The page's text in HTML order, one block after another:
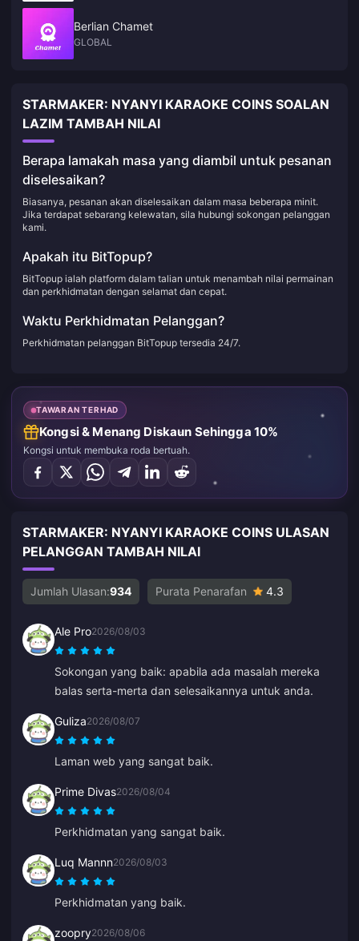
Berlian Chamet
GLOBAL
STARMAKER: NYANYI KARAOKE COINS SOALAN
LAZIM TAMBAH NILAI
Berapa lamakah masa yang diambil untuk pesanan
diselesaikan?
Biasanya, pesanan akan diselesaikan dalam masa beberapa minit.
Jika terdapat sebarang kelewatan, sila hubungi sokongan pelanggan
kami.
Apakah itu BitTopup?
BitTopup ialah platform dalam talian untuk menambah nilai permainan
dan perkhidmatan dengan selamat dan cepat.
Waktu Perkhidmatan Pelanggan?
Perkhidmatan pelanggan BitTopup tersedia 24/7.
TAWARAN TERHAD
Kongsi & Menang Diskaun Sehingga 10%
Kongsi untuk membuka roda bertuah.
STARMAKER: NYANYI KARAOKE COINS ULASAN
PELANGGAN TAMBAH NILAI
Jumlah Ulasan:934 Purata Penarafan 4.3
Ale Pro2026/08/03
Sokongan yang baik: apabila ada masalah mereka
balas serta-merta dan selesaikannya untuk anda.
Guliza2026/08/07
Laman web yang sangat baik.
Prime Divas2026/08/04
Perkhidmatan yang sangat baik.
Luq Mannn2026/08/03
Perkhidmatan yang baik.
zoopry2026/08/06